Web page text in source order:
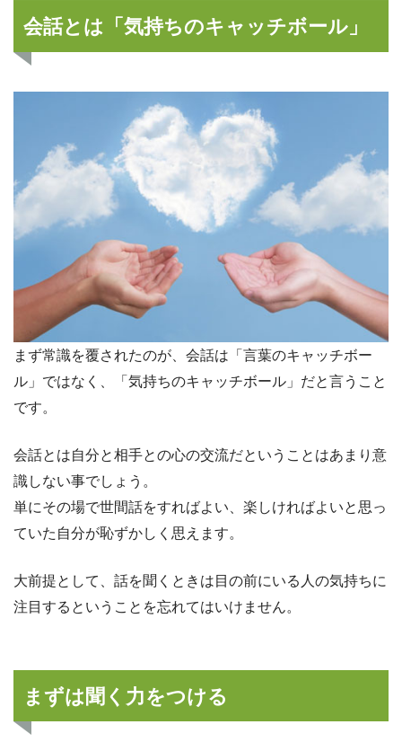
会話とは「気持ちのキャッチボール」
まず常識を覆されたのが、会話は「言葉のキャッチボー
ル」ではなく、「気持ちのキャッチボール」だと言うこと
です。
会話とは自分と相手との心の交流だということはあまり意
識しない事でしょう。
単にその場で世間話をすればよい、楽しければよいと思っ
ていた自分が恥ずかしく思えます。
大前提として、話を聞くときは目の前にいる人の気持ちに
注目するということを忘れてはいけません。
まずは聞く力をつける